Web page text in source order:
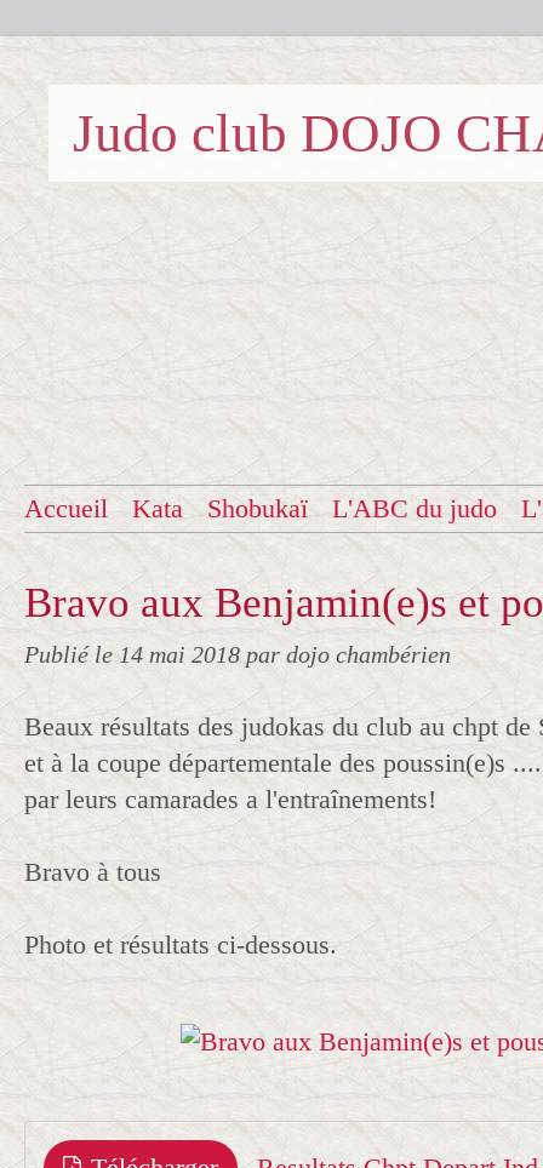
Judo club DOJO
Accueil Kata Shobukaï L'ABC du judo
Bravo aux Benjamin(e)s et
Publié le 14 mai 2018 par dojo chambérien
Beaux résultats des judokas du club au chpt de
et à la coupe départementale des poussin(e)s
par leurs camarades a l'entraînements!
Bravo à tous
Photo et résultats ci-dessous.